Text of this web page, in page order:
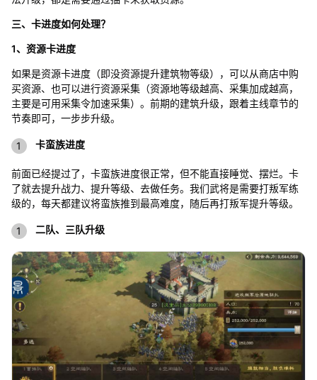
三、卡进度如何处理？
1、资源卡进度
如果是资源卡进度（即没资源提升建筑物等级），可以从商店中购
买资源、也可以进行资源采集（资源地等级越高、采集加成越高，
主要是可用采集令加速采集）。前期的建筑升级，跟着主线章节的
节奏即可，一步步升级。
卡蛮族进度
前面已经提过了，卡蛮族进度很正常，但不能直接睡觉、摆烂。卡
了就去提升战力、提升等级、去做任务。我们武将是需要打叛军练
级的，每天都建议将蛮族推到最高难度，随后再打叛军提升等级。
二队、三队升级